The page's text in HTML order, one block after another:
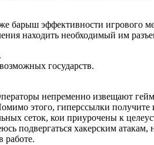
барыш эффективности игрового
находить необходимый им
государств.
непременно извещают
этого, гиперссылки
сеток, кои приурочены к
подвергаться хакерским
работе.